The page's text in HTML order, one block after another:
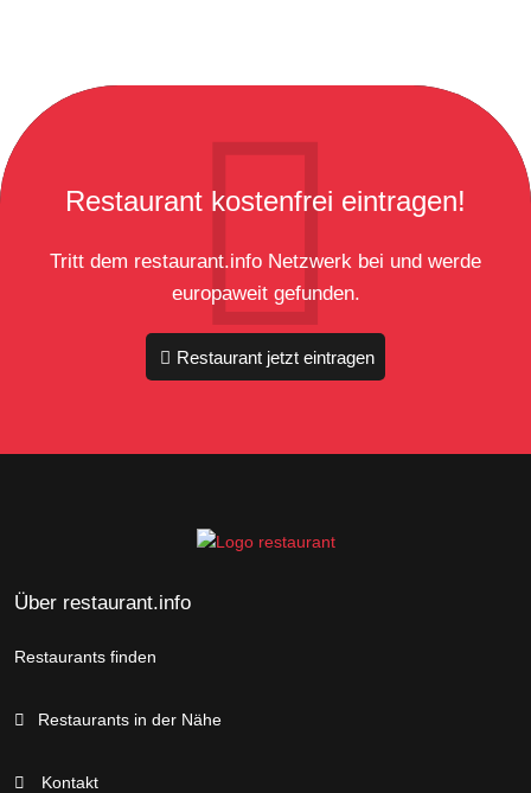
Restaurant kostenfrei eintragen!
Tritt dem restaurant.info Netzwerk bei und werde
europaweit gefunden.
Restaurant jetzt eintragen
Über restaurant.info
Restaurants finden
Restaurants in der Nähe
Kontakt